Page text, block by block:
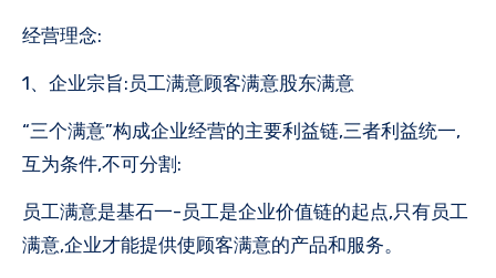
经营理念:
1、企业宗旨:员工满意顾客满意股东满意
“三个满意”构成企业经营的主要利益链,三者利益统一,
互为条件,不可分割:
员工满意是基石一-员工是企业价值链的起点,只有员工
满意,企业才能提供使顾客满意的产品和服务。